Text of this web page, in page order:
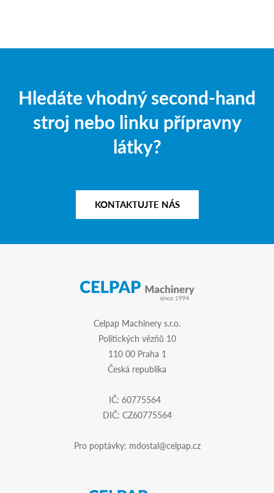
Hledáte vhodný second-hand
stroj nebo linku přípravny
látky?
KONTAKTUJTE NÁS
Celpap Machinery s.r.o.
Politických vězňů 10
110 00 Praha 1
Česká republika
IČ: 60775564
DIČ: CZ60775564
Pro poptávky: mdostal@celpap.cz